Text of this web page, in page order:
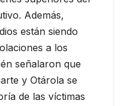
Además,
están siendo
a los
señalaron que
y Otárola se
de las víctimas